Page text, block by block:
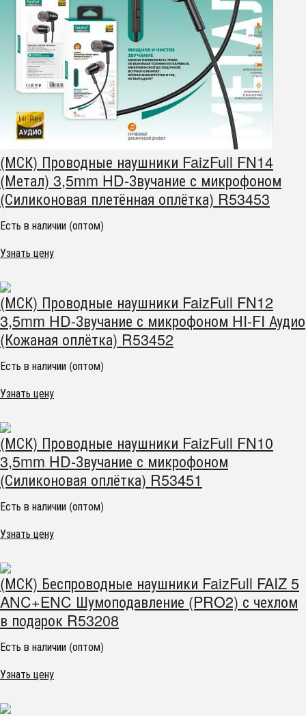
(МСК) Проводные наушники FaizFull FN14
(Метал) 3,5mm HD-Звучание с микрофоном
(Силиконовая плетённая оплётка) R53453
Есть в наличии (оптом)
Узнать цену
(МСК) Проводные наушники FaizFull FN12
3,5mm HD-Звучание с микрофоном HI-FI Аудио
(Кожаная оплётка) R53452
Есть в наличии (оптом)
Узнать цену
(МСК) Проводные наушники FaizFull FN10
3,5mm HD-Звучание с микрофоном
(Силиконовая оплётка) R53451
Есть в наличии (оптом)
Узнать цену
(МСК) Беспроводные наушники FaizFull FAIZ 5
ANC+ENC Шумоподавление (PRO2) с чехлом
в подарок R53208
Есть в наличии (оптом)
Узнать цену